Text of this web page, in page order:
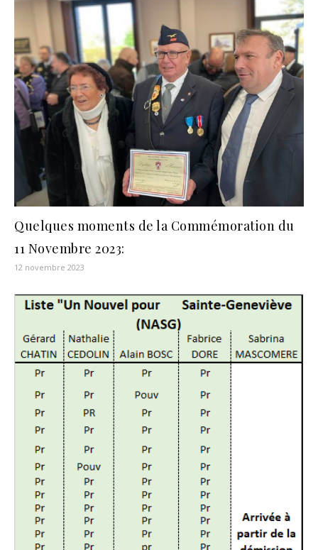
Quelques moments de la Commémoration du
11 Novembre 2023:
12 novembre 2023